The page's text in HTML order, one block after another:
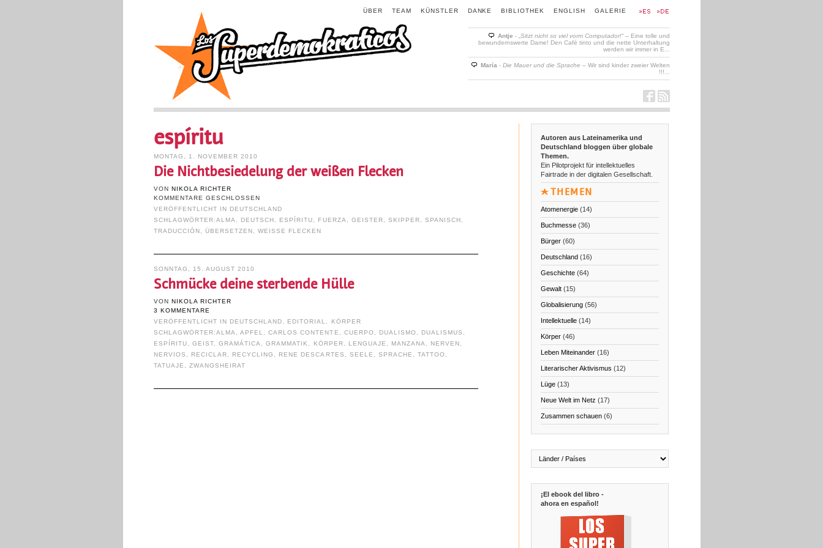
GALERIE
ENGLISH
BIBLIOTHEK
DANKE
KÜNSTLER
TEAM
ÜBER
Antje - „Sitzt nicht so viel vorm Computador!“– Eine tolle und
bewundernswerte Dame! Den Café tinto und die nette Unterhaltung
werden wir immer in E...
María - Die Mauer und die Sprache – Wir sind kinder zweier Welten
!!!...
espíritu
MONTAG, 1. NOVEMBER 2010
Die Nichtbesiedelung der weißen Flecken
VON NIKOLA RICHTER
KOMMENTARE GESCHLOSSEN
VERÖFFENTLICHT IN DEUTSCHLAND
SCHLAGWÖRTER:ALMA DEUTSCH ESPÍRITU FUERZA GEISTER SKIPPER ,SPANISCH
TRADUCCIÓN
ÜBERSETZEN ,WEISSE FLECKEN
SONNTAG, 15. AUGUST 2010
Schmücke deine sterbende Hülle
VON NIKOLA RICHTER
3 KOMMENTARE
VERÖFFENTLICHT IN DEUTSCHLAND EDITORIAL
KÖRPER
SCHLAGWÖRTER:ALMA APFEL ,CARLOS CONTENTE CUERPO DUALISMO DUALISMUS
ESPÍRITU
GEIST, GRAMÁTICA ,GRAMMATIK KÖRPER LENGUAJE MANZANA NERVEN
NERVIOS
RECICLAR RECYCLING RENE DESCARTES SEELE SPRACHE ,TATTOO
TATUAJE
ZWANGSHEIRAT
Autoren aus Lateinamerika und
Deutschland bloggen über globale
Themen.
Ein Pilotprojekt für intellektuelles
Fairtrade in der digitalen Gesellschaft.
THEMEN
Atomenergie(14)
Buchmesse(36)
Bürger(60)
Deutschland(16)
Geschichte(64)
Gewalt(15)
Globalisierung(56)
Intellektuelle(14)
Körper(46)
Leben Miteinander(16)
Literarischer Aktivismus (12)
Lüge(13)
Neue Welt im Netz (17)
Zusammen schauen(6)
¡El ebook del libro -
ahora en español!